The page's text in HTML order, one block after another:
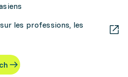
les professions, les